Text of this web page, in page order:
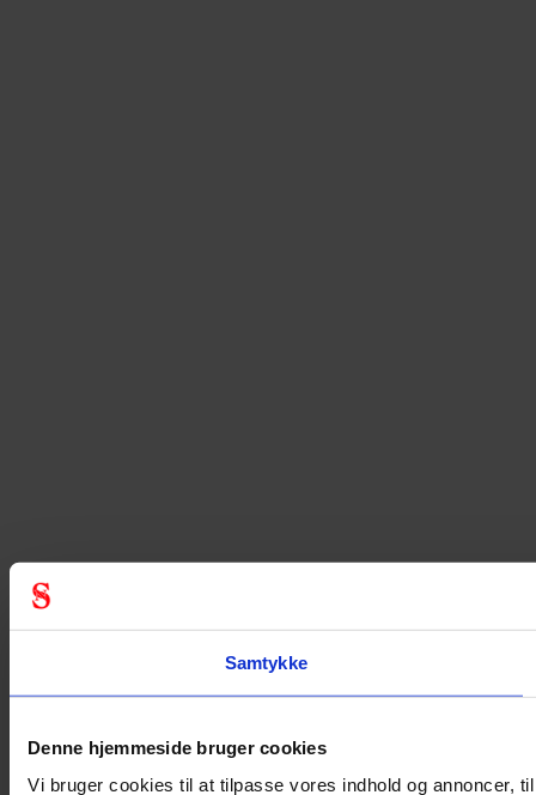
Samtykke
Denne hjemmeside bruger cookies
Vi bruger cookies til at tilpasse vores indhold og annoncer,